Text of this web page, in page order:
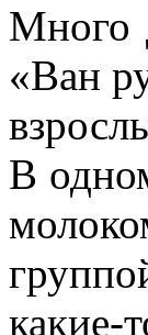
Много
«Ван
В
какие-